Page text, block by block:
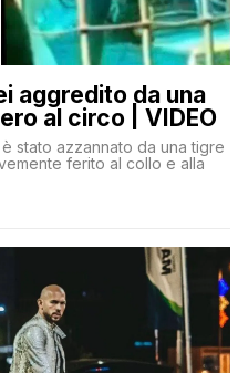
aggredito da una
al circo | VIDEO
stato azzannato da una tigre
ferito al collo e alla